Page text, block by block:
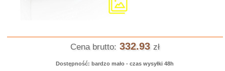
Cena brutto: 332.93 zł
Dostępność: bardzo mało - czas wysyłki 48h